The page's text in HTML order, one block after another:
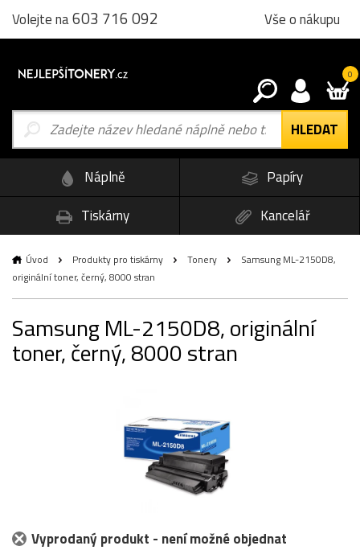
Volejte na603 716 092 Vše o nákupu
0
Náplně
Papíry
Tiskárny
Kancelář
Úvod Produkty pro tiskárny Tonery
Samsung ML-2150D8,
originální toner, černý, 8000 stran
Samsung ML-2150D8, originální
toner, černý, 8000 stran
Vyprodaný produkt - není možné objednat